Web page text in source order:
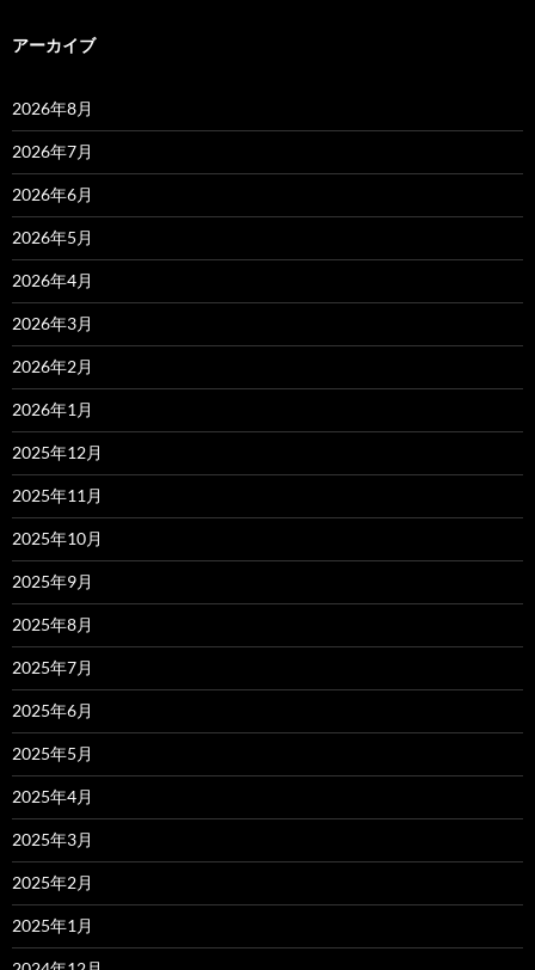
アーカイブ
2026年8月
2026年7月
2026年6月
2026年5月
2026年4月
2026年3月
2026年2月
2026年1月
2025年12月
2025年11月
2025年10月
2025年9月
2025年8月
2025年7月
2025年6月
2025年5月
2025年4月
2025年3月
2025年2月
2025年1月